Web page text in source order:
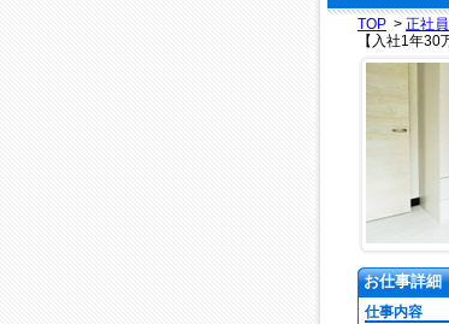
TOP > 正社
【入社1年
お仕事詳細
仕事内容